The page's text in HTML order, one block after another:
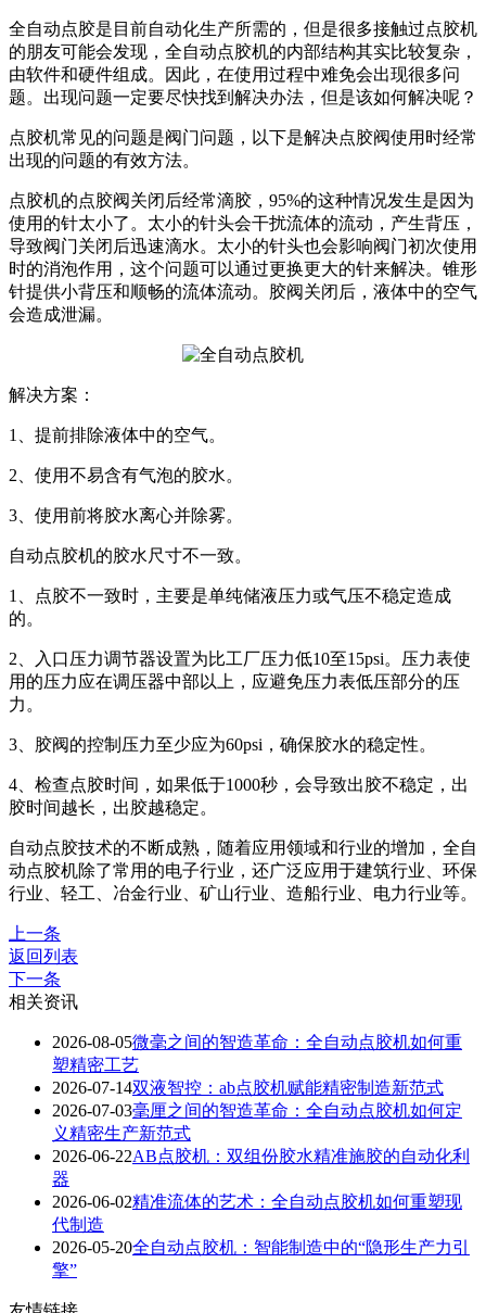
全自动点胶是目前自动化生产所需的，但是很多接触过点胶机
的朋友可能会发现，全自动点胶机的内部结构其实比较复杂，
由软件和硬件组成。因此，在使用过程中难免会出现很多问
题。出现问题一定要尽快找到解决办法，但是该如何解决呢？
点胶机常见的问题是阀门问题，以下是解决点胶阀使用时经常
出现的问题的有效方法。
点胶机的点胶阀关闭后经常滴胶，95%的这种情况发生是因为
使用的针太小了。太小的针头会干扰流体的流动，产生背压，
导致阀门关闭后迅速滴水。太小的针头也会影响阀门初次使用
时的消泡作用，这个问题可以通过更换更大的针来解决。锥形
针提供小背压和顺畅的流体流动。胶阀关闭后，液体中的空气
会造成泄漏。
解决方案：
1、提前排除液体中的空气。
2、使用不易含有气泡的胶水。
3、使用前将胶水离心并除雾。
自动点胶机的胶水尺寸不一致。
1、点胶不一致时，主要是单纯储液压力或气压不稳定造成
的。
2、入口压力调节器设置为比工厂压力低10至15psi。压力表使
用的压力应在调压器中部以上，应避免压力表低压部分的压
力。
3、胶阀的控制压力至少应为60psi，确保胶水的稳定性。
4、检查点胶时间，如果低于1000秒，会导致出胶不稳定，出
胶时间越长，出胶越稳定。
自动点胶技术的不断成熟，随着应用领域和行业的增加，全自
动点胶机除了常用的电子行业，还广泛应用于建筑行业、环保
行业、轻工、冶金行业、矿山行业、造船行业、电力行业等。
上一条
返回列表
下一条
相关资讯
2026-08-05微毫之间的智造革命：全自动点胶机如何重
塑精密工艺
2026-07-14双液智控：ab点胶机赋能精密制造新范式
2026-07-03毫厘之间的智造革命：全自动点胶机如何定
义精密生产新范式
2026-06-22AB点胶机：双组份胶水精准施胶的自动化利
器
2026-06-02精准流体的艺术：全自动点胶机如何重塑现
代制造
2026-05-20全自动点胶机：智能制造中的“隐形生产力引
擎”